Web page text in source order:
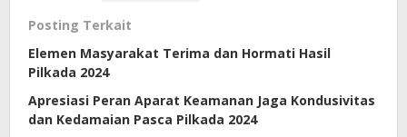
Posting Terkait
Elemen Masyarakat Terima dan Hormati Hasil
Pilkada 2024
Apresiasi Peran Aparat Keamanan Jaga Kondusivitas
dan Kedamaian Pasca Pilkada 2024